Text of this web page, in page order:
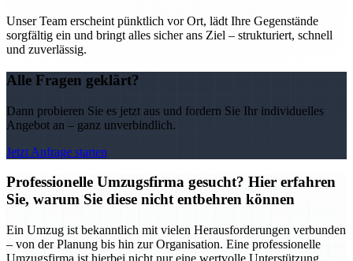
Unser Team erscheint pünktlich vor Ort, lädt Ihre Gegenstände
sorgfältig ein und bringt alles sicher ans Ziel – strukturiert, schnell
und zuverlässig.
Alle Fragen geklärt?
Dann probieren Sie es jetzt aus und fordern Sie Ihr individuelles
Angebot an – ganz unverbindlich.
Jetzt Anfrage starten
Professionelle Umzugsfirma gesucht? Hier erfahren
Sie, warum Sie diese nicht entbehren können
Ein Umzug ist bekanntlich mit vielen Herausforderungen verbunden
– von der Planung bis hin zur Organisation. Eine professionelle
Umzugsfirma ist hierbei nicht nur eine wertvolle Unterstützung,